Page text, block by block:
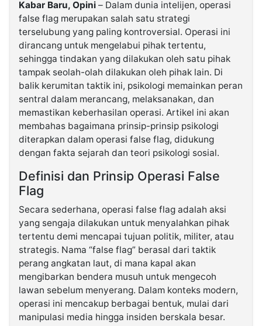
Kabar Baru, Opini – Dalam dunia intelijen, operasi
false flag merupakan salah satu strategi
terselubung yang paling kontroversial. Operasi ini
dirancang untuk mengelabui pihak tertentu,
sehingga tindakan yang dilakukan oleh satu pihak
tampak seolah-olah dilakukan oleh pihak lain. Di
balik kerumitan taktik ini, psikologi memainkan peran
sentral dalam merancang, melaksanakan, dan
memastikan keberhasilan operasi. Artikel ini akan
membahas bagaimana prinsip-prinsip psikologi
diterapkan dalam operasi false flag, didukung
dengan fakta sejarah dan teori psikologi sosial.
Definisi dan Prinsip Operasi False
Flag
Secara sederhana, operasi false flag adalah aksi
yang sengaja dilakukan untuk menyalahkan pihak
tertentu demi mencapai tujuan politik, militer, atau
strategis. Nama “false flag” berasal dari taktik
perang angkatan laut, di mana kapal akan
mengibarkan bendera musuh untuk mengecoh
lawan sebelum menyerang. Dalam konteks modern,
operasi ini mencakup berbagai bentuk, mulai dari
manipulasi media hingga insiden berskala besar.